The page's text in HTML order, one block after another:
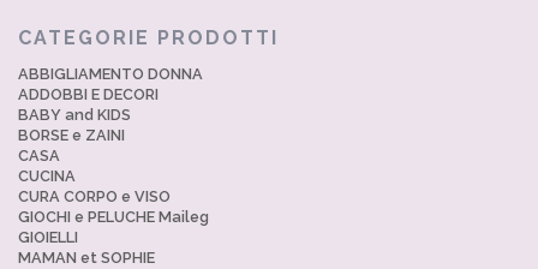
CATEGORIE PRODOTTI
ABBIGLIAMENTO DONNA
ADDOBBI E DECORI
BABY and KIDS
BORSE e ZAINI
CASA
CUCINA
CURA CORPO e VISO
GIOCHI e PELUCHE Maileg
GIOIELLI
MAMAN et SOPHIE